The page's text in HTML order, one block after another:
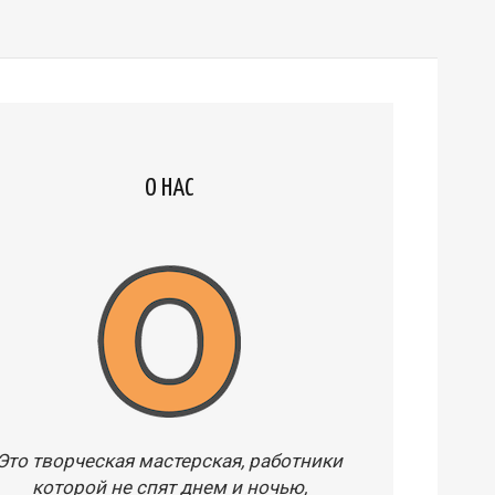
О НАС
творческая мастерская, работники
которой не спят днем и ночью,